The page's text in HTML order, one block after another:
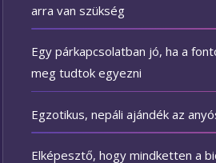
arra van szükség
Egy párkapcsolatban jó, ha a
meg tudtok egyezni
Egzotikus, nepáli ajándék az
Elképesztő, hogy mindketten a